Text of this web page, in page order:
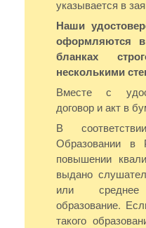
указывается в
Наши
оформляются
бланках
несколькими
Вместе с
договор и акт в
В
Образовании в
повышении
выдано
или среднее
образование.
такого